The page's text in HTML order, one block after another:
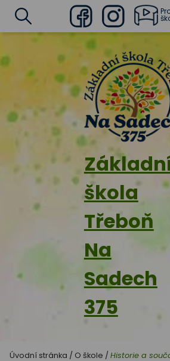
škola
Třeboň
Na
Sadech
375
FacebookInstagram
Úvodní stránka / O škole / Historie a